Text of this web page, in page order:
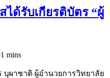
ด้รับเกียรติบัตร “ผู้
1 mins
ผาชาติ ผู้อำนวยการวิทยาลัย